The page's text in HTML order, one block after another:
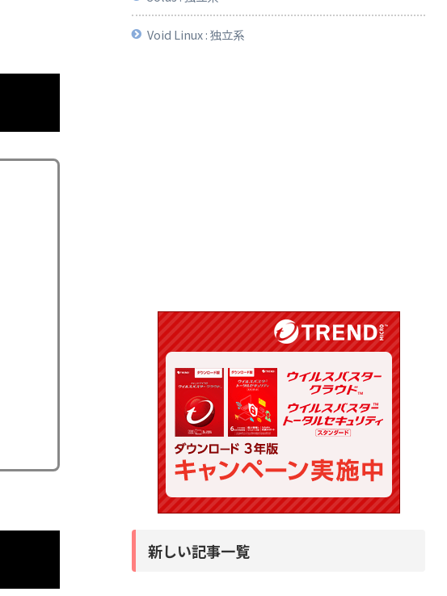
Void Linux : 独立系
新しい記事一覧